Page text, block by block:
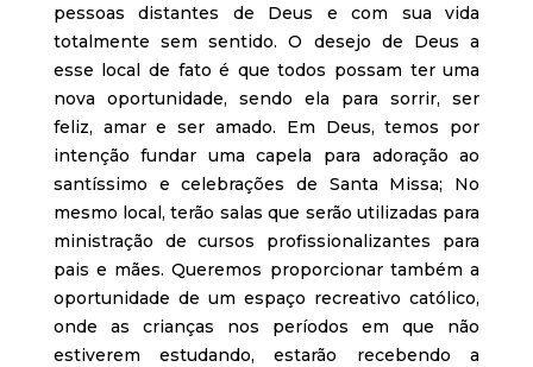
pessoas distantes de Deus e com sua vida
totalmente sem sentido. O desejo de Deus a
esse local de fato é que todos possam ter uma
nova oportunidade, sendo ela para sorrir, ser
feliz, amar e ser amado. Em Deus, temos por
intenção fundar uma capela para adoração ao
santíssimo e celebrações de Santa Missa; No
mesmo local, terão salas que serão utilizadas para
ministração de cursos profissionalizantes para
pais e mães. Queremos proporcionar também a
oportunidade de um espaço recreativo católico,
onde as crianças nos períodos em que não
estiverem estudando, estarão recebendo a